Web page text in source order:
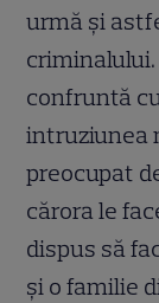
urmă și
confruntă
intruziunea
preocupat
cărora le
dispus să
și o familie